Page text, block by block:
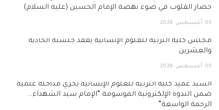
حصار القلوب في ضوء نهضة الإمام الحسين (عليه السلام)
05 أغسطس 2026
مجلس كلية التربية للعلوم الإنسانية يعقد جلسته الحادية
والعشرين
05 أغسطس 2026
السيد عميد كلية التربية للعلوم الإنسانية يجري مداخلة علمية
ضمن الندوة الإلكترونية الموسومة “الإمام سيد الشهداء…
الرحمة الواسعة”